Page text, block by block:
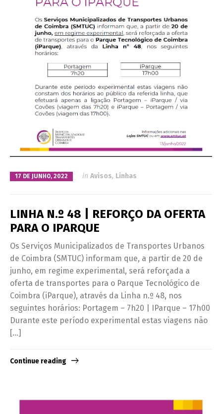
17 DE JUNHO, 2022 in Avisos, Linhas
LINHA N.º 48 | REFORÇO DA OFERTA
PARA O IPARQUE
Os Serviços Municipalizados de Transportes Urbanos
de Coimbra (SMTUC) informam que, a partir de 20 de
junho, em regime experimental, será reforçada a
oferta de transportes para o Parque Tecnológico de
Coimbra (iParque), através da Linha n.º 48, nos
seguintes horários: Portagem – 7h20 | IParque – 17h00
Durante este período experimental estas viagens não
[…]
Continue reading